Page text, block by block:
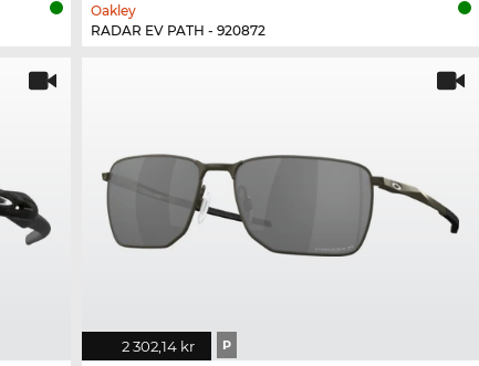
Oakley
RADAR EV PATH - 920872
2 302,14 kr P